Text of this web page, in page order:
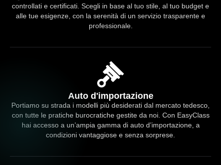
controllati e certificati. Scegli in base al tuo stile, al tuo budget e
alle tue esigenze, con la serenità di un servizio trasparente e
professionale.
Auto d'importazione
Portiamo su strada i modelli più desiderati dal mercato tedesco,
con tutte le pratiche burocratiche gestite da noi. Con EasyClass
hai accesso a un’ampia gamma di auto d’importazione, a
condizioni vantaggiose e senza sorprese.